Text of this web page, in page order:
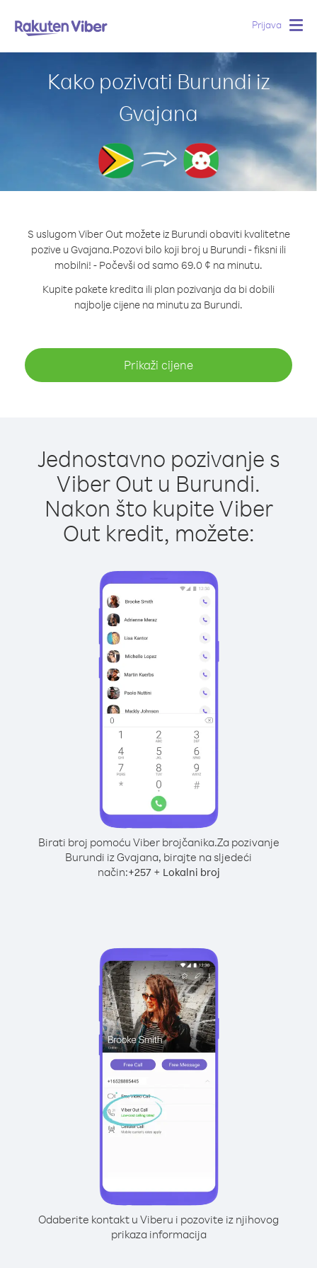
Prijava
Kako pozivati Burundi iz
Gvajana
S uslugom Viber Out možete iz Burundi obaviti kvalitetne
pozive u Gvajana.Pozovi bilo koji broj u Burundi - fiksni ili
mobilni! - Počevši od samo 69.0 ¢ na minutu.
Kupite pakete kredita ili plan pozivanja da bi dobili
najbolje cijene na minutu za Burundi.
Prikaži cijene
Jednostavno pozivanje s
Viber Out u Burundi.
Nakon što kupite Viber
Out kredit, možete:
Birati broj pomoću Viber brojčanika.Za pozivanje
Burundi iz Gvajana, birajte na sljedeći
način:+257+ Lokalni broj
Odaberite kontakt u Viberu i pozovite iz njihovog
prikaza informacija